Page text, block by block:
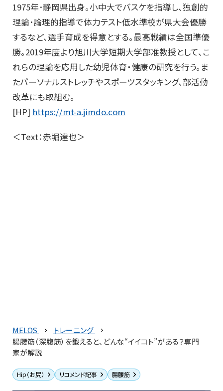
1975年･静岡県出身。小中大でバスケを指導し、独創的
理論･論理的指導で体力テスト低水準校が県大会優勝
するなど、選手育成を得意とする。最高戦績は全国準優
勝。2019年度より旭川大学短期大学部准教授として、こ
れらの理論を応用した幼児体育・健康の研究を行う。ま
たパーソナルストレッチやスポーツスタッキング、部活動
改革にも取組む。
[HP] https://mt-a.jimdo.com
＜Text：赤堀達也＞
MELOS
トレーニング
腸腰筋（深腹筋）を鍛えると、どんな“イイコト”がある？専門
家が解説
Hip（お尻） リコメンド記事 腸腰筋